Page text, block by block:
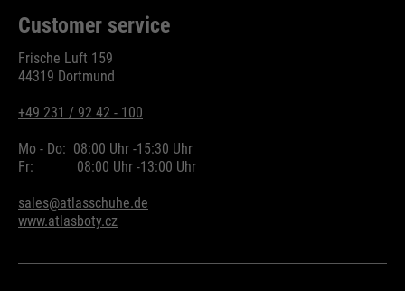
aktuellen Domäne.
Customer service
Frische Luft 159
44319 Dortmund
+49 231 / 92 42 - 100
Mo - Do: 08:00 Uhr -15:30 Uhr
Fr:
08:00 Uhr -13:00 Uhr
sales@atlasschuhe.de
www.atlasboty.cz